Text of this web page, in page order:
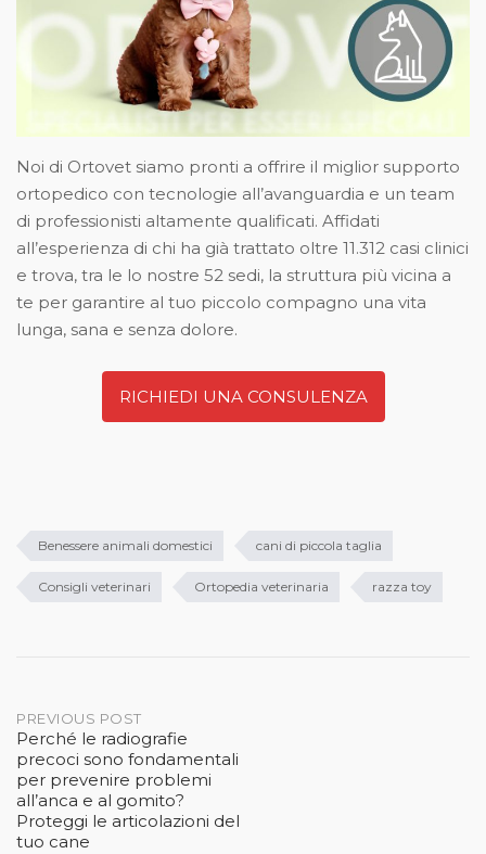
Noi di Ortovet siamo pronti a offrire il miglior supporto
ortopedico con tecnologie all’avanguardia e un team
di professionisti altamente qualificati. Affidati
all’esperienza di chi ha già trattato oltre 11.312 casi clinici
e trova, tra le lo nostre 52 sedi, la struttura più vicina a
te per garantire al tuo piccolo compagno una vita
lunga, sana e senza dolore.
RICHIEDI UNA CONSULENZA
Benessere animali domestici cani di piccola taglia
Consigli veterinari Ortopedia veterinaria razza toy
Post
navigation
PREVIOUS POST
Perché le radiografie
precoci sono fondamentali
per prevenire problemi
all’anca e al gomito?
Proteggi le articolazioni del
tuo cane